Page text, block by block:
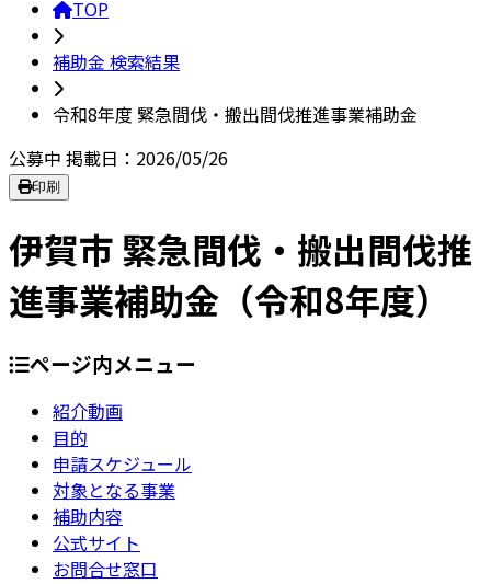
TOP
補助金 検索結果
令和8年度 緊急間伐・搬出間伐推進事業補助金
公募中 掲載日：2026/05/26
印刷
伊賀市 緊急間伐・搬出間伐推
進事業補助金（令和8年度）
ページ内メニュー
紹介動画
目的
申請スケジュール
対象となる事業
補助内容
公式サイト
お問合せ窓口